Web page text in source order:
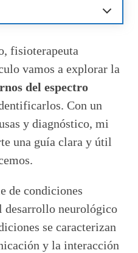
los trastornos del
del autismo
del TEA
para el autismo
personas con TEA
sobre el TEA y su
el TEA?
a alguien con TEA?
TEA?
fisioterapeuta
vamos a explorar la
del espectro
Con un
y diagnóstico, mi
una guía clara y útil
de condiciones
desarrollo neurológico
se caracterizan
y la interacción